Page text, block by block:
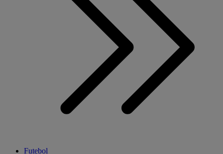
Futebol